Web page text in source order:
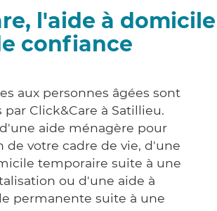
l'aide à domicile
confiance
aux personnes âgées sont
par Click&Care à Satillieu.
aide ménagère pour
de votre cadre de vie, d'une
temporaire suite à une
ou d'une aide à
permanente suite à une